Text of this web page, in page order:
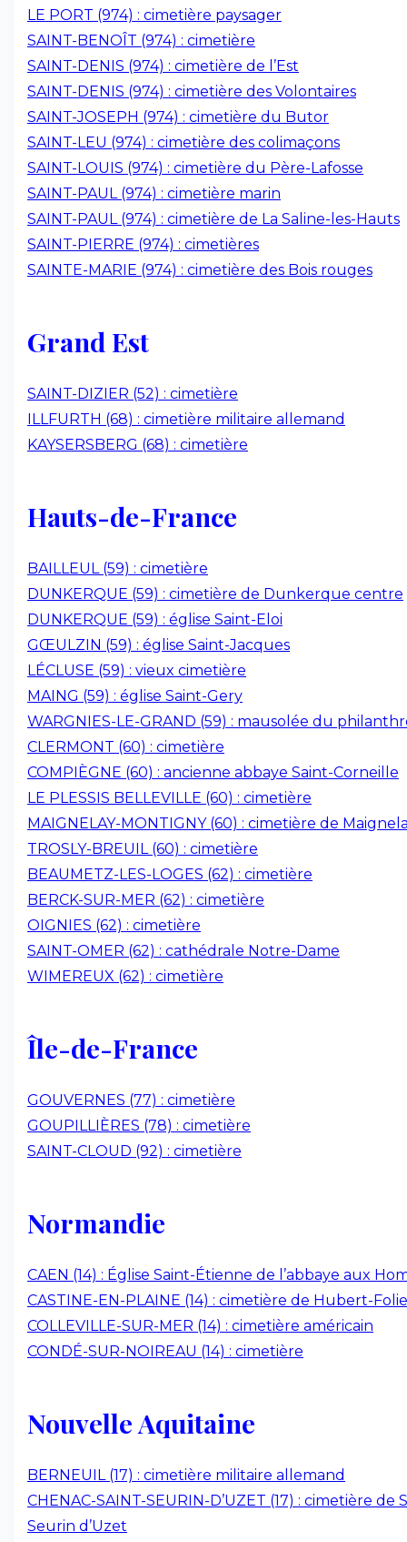
LE PORT (974) : cimetière paysager
SAINT-BENOÎT (974) : cimetière
SAINT-DENIS (974) : cimetière de l’Est
SAINT-DENIS (974) : cimetière des Volontaires
SAINT-JOSEPH (974) : cimetière du Butor
SAINT-LEU (974) : cimetière des colimaçons
SAINT-LOUIS (974) : cimetière du Père-Lafosse
SAINT-PAUL (974) : cimetière marin
SAINT-PAUL (974) : cimetière de La Saline-les-Hauts
SAINT-PIERRE (974) : cimetières
SAINTE-MARIE (974) : cimetière des Bois rouges
Grand Est
SAINT-DIZIER (52) : cimetière
ILLFURTH (68) : cimetière militaire allemand
KAYSERSBERG (68) : cimetière
Hauts-de-France
BAILLEUL (59) : cimetière
DUNKERQUE (59) : cimetière de Dunkerque centre
DUNKERQUE (59) : église Saint-Eloi
GŒULZIN (59) : église Saint-Jacques
LÉCLUSE (59) : vieux cimetière
MAING (59) : église Saint-Gery
WARGNIES-LE-GRAND (59) : mausolée du
CLERMONT (60) : cimetière
COMPIÈGNE (60) : ancienne abbaye Saint-Corneille
LE PLESSIS BELLEVILLE (60) : cimetière
MAIGNELAY-MONTIGNY (60) : cimetière de
TROSLY-BREUIL (60) : cimetière
BEAUMETZ-LES-LOGES (62) : cimetière
BERCK-SUR-MER (62) : cimetière
OIGNIES (62) : cimetière
SAINT-OMER (62) : cathédrale Notre-Dame
WIMEREUX (62) : cimetière
Île-de-France
GOUVERNES (77) : cimetière
GOUPILLIÈRES (78) : cimetière
SAINT-CLOUD (92) : cimetière
Normandie
CAEN (14) : Église Saint-Étienne de l’abbaye aux
CASTINE-EN-PLAINE (14) : cimetière de Hubert-Folie
COLLEVILLE-SUR-MER (14) : cimetière américain
CONDÉ-SUR-NOIREAU (14) : cimetière
Nouvelle Aquitaine
BERNEUIL (17) : cimetière militaire allemand
CHENAC-SAINT-SEURIN-D’UZET (17) : cimetière de
Seurin d’Uzet